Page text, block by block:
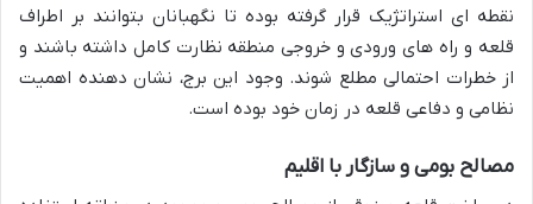
نقطه ای استراتژیک قرار گرفته بوده تا نگهبانان بتوانند بر اطراف
قلعه و راه های ورودی و خروجی منطقه نظارت کامل داشته باشند و
از خطرات احتمالی مطلع شوند. وجود این برج، نشان دهنده اهمیت
نظامی و دفاعی قلعه در زمان خود بوده است.
مصالح بومی و سازگار با اقلیم